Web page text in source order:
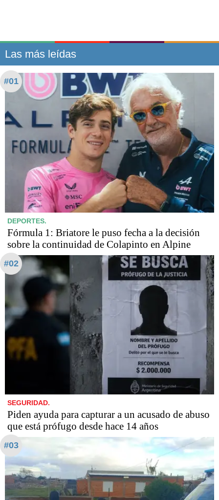
Las más leídas
#01
DEPORTES.
Fórmula 1: Briatore le puso fecha a la decisión
sobre la continuidad de Colapinto en Alpine
#02
SEGURIDAD.
Piden ayuda para capturar a un acusado de abuso
que está prófugo desde hace 14 años
#03